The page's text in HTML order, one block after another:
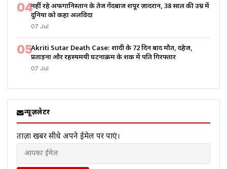
04नहीं रहे अफगानिस्तान के तेज गेंदबाज शपूर ज़ादरान, 38 साल की उम्र में
दुनिया को कहा अलविदा
07 Jul
05Akriti Sutar Death Case: शादी के 72 दिन बाद मौत, दहेज,
प्रताड़ना और रहस्यमयी घटनाक्रम के शक में पति गिरफ्तार
07 Jul
न्यूज़लेटर
ताज़ा खबरें सीधे अपने ईमेल पर पाएं।